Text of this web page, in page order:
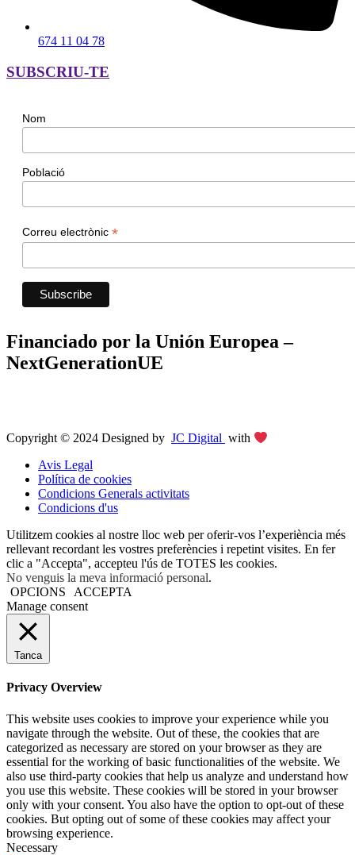
674 11 04 78
SUBSCRIU-TE
Nom
Població
Correu electrònic *
Financiado por la Unión Europea –
NextGenerationUE
Copyright © 2024 Designed by JC Digital with
Avis Legal
Política de cookies
Condicions Generals activitats
Condicions d'us
Utilitzem cookies al nostre lloc web per oferir-vos l’experiència més
rellevant recordant les vostres preferències i repetint visites. En fer
clic a "Accepta", accepteu l'ús de TOTES les cookies.
No venguis la meva informació personal.
OPCIONS
ACCEPTA
Manage consent
Tanca
Privacy Overview
This website uses cookies to improve your experience while you
navigate through the website. Out of these, the cookies that are
categorized as necessary are stored on your browser as they are
essential for the working of basic functionalities of the website. We
also use third-party cookies that help us analyze and understand how
you use this website. These cookies will be stored in your browser
only with your consent. You also have the option to opt-out of these
cookies. But opting out of some of these cookies may affect your
browsing experience.
Necessary